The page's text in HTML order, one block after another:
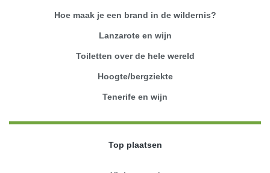
Hoe maak je een brand in de wildernis?
Lanzarote en wijn
Toiletten over de hele wereld
Hoogte/bergziekte
Tenerife en wijn
Top plaatsen